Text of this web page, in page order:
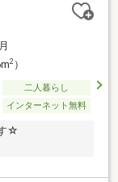
2）
二人暮らし
インターネット無料
☆